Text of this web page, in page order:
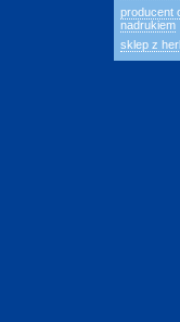
producent
nadrukiem
sklep z